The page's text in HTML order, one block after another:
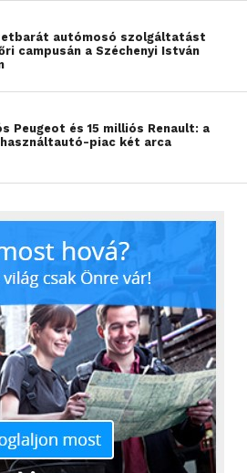
autómosó szolgáltatást
campusán a Széchenyi István
Peugeot és 15 milliós Renault: a
piac két arca